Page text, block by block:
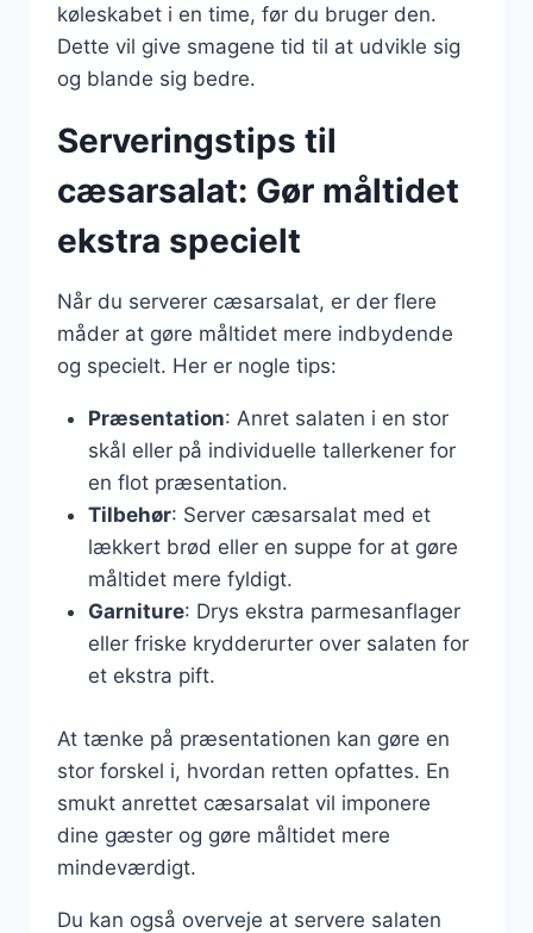
køleskabet i en time, før du bruger den.
Dette vil give smagene tid til at udvikle sig
og blande sig bedre.
Serveringstips til
cæsarsalat: Gør måltidet
ekstra specielt
Når du serverer cæsarsalat, er der flere
måder at gøre måltidet mere indbydende
og specielt. Her er nogle tips:
Præsentation: Anret salaten i en stor
skål eller på individuelle tallerkener for
en flot præsentation.
Tilbehør: Server cæsarsalat med et
lækkert brød eller en suppe for at gøre
måltidet mere fyldigt.
Garniture: Drys ekstra parmesanflager
eller friske krydderurter over salaten for
et ekstra pift.
At tænke på præsentationen kan gøre en
stor forskel i, hvordan retten opfattes. En
smukt anrettet cæsarsalat vil imponere
dine gæster og gøre måltidet mere
mindeværdigt.
Du kan også overveje at servere salaten